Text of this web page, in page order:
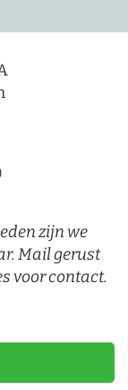
zijn we
Mail gerust
voor contact.